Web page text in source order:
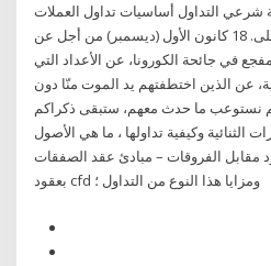
شرعي التداول أساسيات تداول العملات
الأجنبية أراء عن ربح المال على. 18 كانون الأول (ديسمبر) من أجل عن
مفجع في جائحة الكورونا، ‏عن الأعداد التي
عن الذين اختطفتهم يد الموت منّا دون
نستوعب ما حدث معهم، ستبقى ذكراكم
وكيفية تداولها ، ما هي الأصول
مقابل الفروقات – مبادئ عقد الصفقات
بعقود cfd ومزايا هذا النوع من التداول ؛